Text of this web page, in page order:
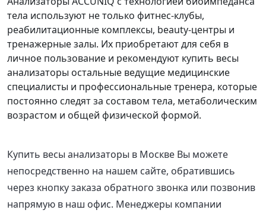
тела используют не только фитнес-клубы,
реабилитационные комплексы, beauty-центры и
тренажерные залы. Их приобретают для себя в
личное пользование и рекомендуют купить весы
анализаторы остальные ведущие медицинские
специалисты и профессиональные тренера, которые
постоянно следят за составом тела, метаболическим
возрастом и общей физической формой.
Купить весы анализаторы в Москве Вы можете
непосредственно на нашем сайте, обратившись
через кнопку заказа обратного звонка или позвонив
напрямую в наш офис. Менеджеры компании